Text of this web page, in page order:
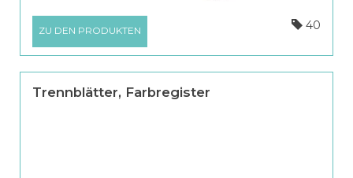
ZU DEN PRODUKTEN 40
Trennblätter, Farbregister